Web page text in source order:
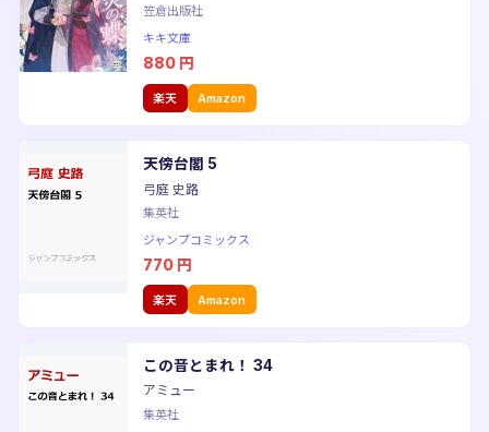
笠倉出版社
キキ文庫
880 円
楽天 Amazon
天傍台閣 5
弓庭 史路
集英社
ジャンプコミックス
770 円
楽天 Amazon
この音とまれ！ 34
アミュー
集英社